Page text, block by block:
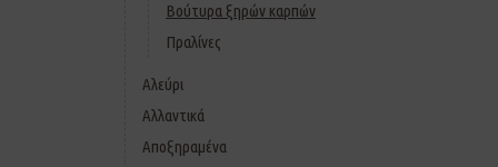
Βούτυρα ξηρών καρπών
Πραλίνες
Αλεύρι
Αλλαντικά
Αποξηραμένα